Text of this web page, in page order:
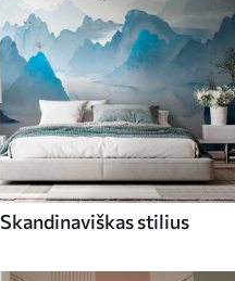
Skandinaviškas stilius